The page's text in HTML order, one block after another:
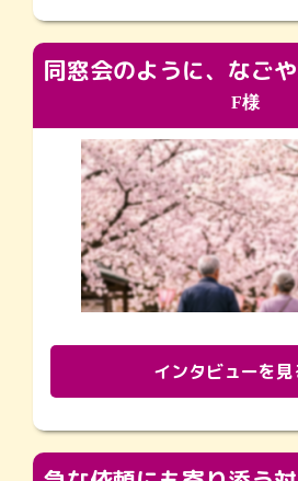
F様
インタビューを見